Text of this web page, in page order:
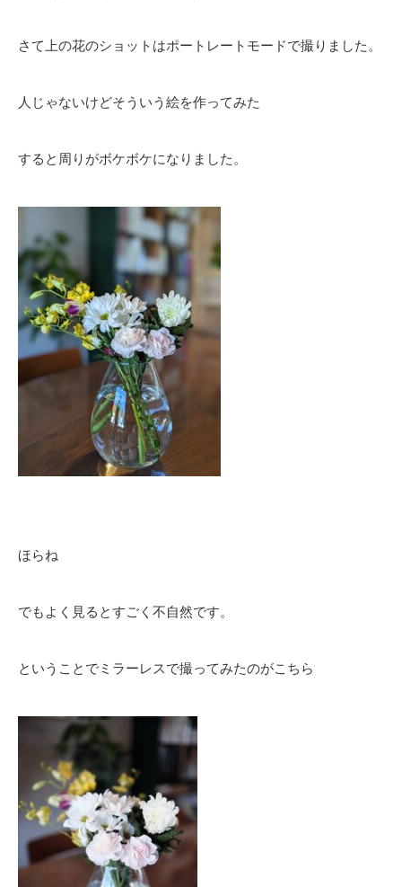
さて上の花のショットはポートレートモードで撮りました。
人じゃないけどそういう絵を作ってみた
すると周りがボケボケになりました。
ほらね
でもよく見るとすごく不自然です。
ということでミラーレスで撮ってみたのがこちら